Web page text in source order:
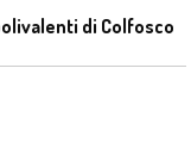
di Colfosco